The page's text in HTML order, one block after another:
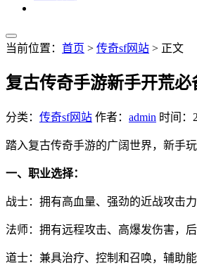
当前位置： 首页 > 传奇sf网站 > 正文
复古传奇手游新手开荒必
分类： 传奇sf网站 作者： admin 时间：
踏入复古传奇手游的广阔世界，新手
一、职业选择：
战士：拥有高血量、强劲的近战攻击
法师：拥有远程攻击、高爆发伤害，
道士：兼具治疗、控制和召唤，辅助